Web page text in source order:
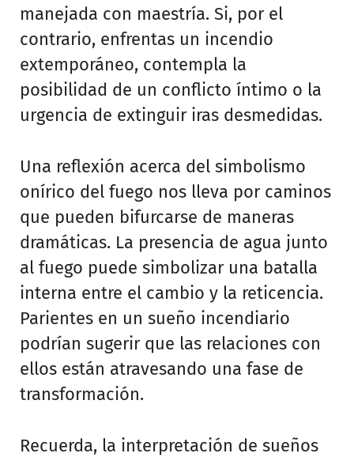
manejada con maestría. Si, por el
contrario, enfrentas un incendio
extemporáneo, contempla la
posibilidad de un conflicto íntimo o la
urgencia de extinguir iras desmedidas.
Una reflexión acerca del simbolismo
onírico del fuego nos lleva por caminos
que pueden bifurcarse de maneras
dramáticas. La presencia de agua junto
al fuego puede simbolizar una batalla
interna entre el cambio y la reticencia.
Parientes en un sueño incendiario
podrían sugerir que las relaciones con
ellos están atravesando una fase de
transformación.
Recuerda, la interpretación de sueños